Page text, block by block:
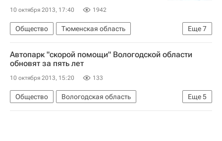
10 октября 2013, 17:40 1942
Еще7
Общество
Тюменская область
Ярославская область
Жизнь без преград
Европа
Весь мир
Первый канал (телеканал)
Россия
Автопарк "скорой помощи" Вологодской области
обновят за пять лет
10 октября 2013, 15:20 133
Еще5
Общество
Вологодская область
Жизнь без преград
Европа